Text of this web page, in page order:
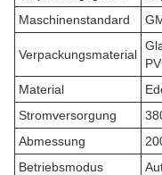
Maschinenstandard
Verpackungsmaterial
Material
Stromversorgung
Abmessung
Betriebsmodus